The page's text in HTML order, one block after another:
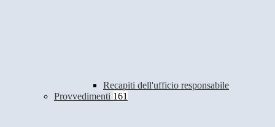
Recapiti dell'ufficio responsabile
Provvedimenti 161